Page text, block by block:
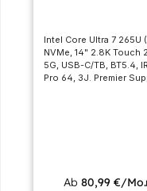
Intel Core Ultra 7 265U
NVMe, 14" 2.8K Touch
5G, USB-C/TB, BT5.4,
Pro 64, 3J. Premier
Ab80,99 €/Mo.